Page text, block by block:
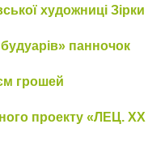
художниці Зірки
панночок
грошей
проекту «ЛЕЦ. XX